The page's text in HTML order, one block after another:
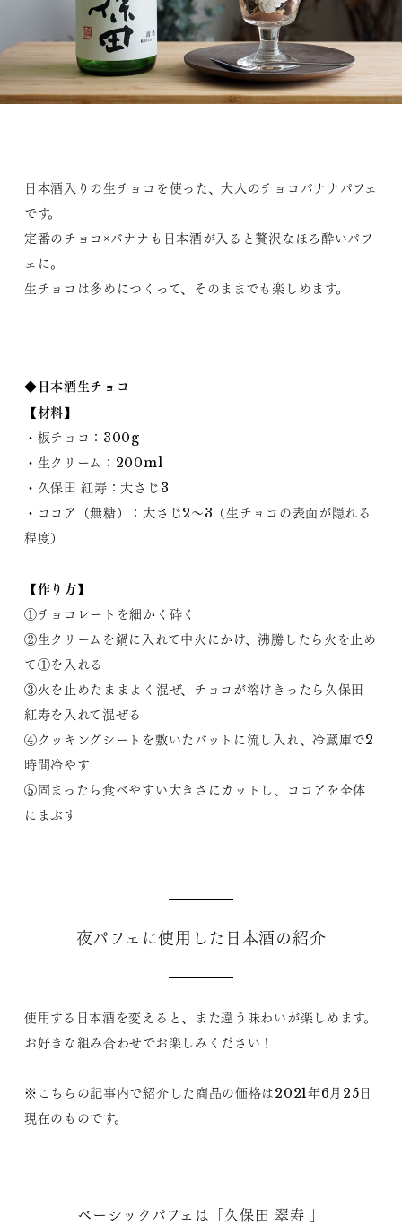
日本酒入りの生チョコを使った、大人のチョコバナナパフェ
です。
定番のチョコ×バナナも日本酒が入ると贅沢なほろ酔いパフ
ェに。
生チョコは多めにつくって、そのままでも楽しめます。
◆日本酒生チョコ
【材料】
・板チョコ：300g
・生クリーム：200ml
・久保田 紅寿：大さじ3
・ココア（無糖）：大さじ2〜3（生チョコの表面が隠れる
程度）
【作り方】
①チョコレートを細かく砕く
②生クリームを鍋に入れて中火にかけ、沸騰したら火を止め
て①を入れる
③火を止めたままよく混ぜ、チョコが溶けきったら久保田
紅寿を入れて混ぜる
④クッキングシートを敷いたバットに流し入れ、冷蔵庫で2
時間冷やす
⑤固まったら食べやすい大きさにカットし、ココアを全体
にまぶす
夜パフェに使用した日本酒の紹介
使用する日本酒を変えると、また違う味わいが楽しめます。
お好きな組み合わせでお楽しみください！
※こちらの記事内で紹介した商品の価格は2021年6月25日
現在のものです。
ベーシックパフェは「久保田 翠寿 」